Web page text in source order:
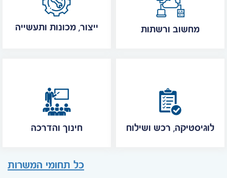
ייצור, מכונות ותעשייה מחשוב ורשתות
חינוך והדרכה לוגיסטיקה, רכש ושילוח
כל תחומי המשרות